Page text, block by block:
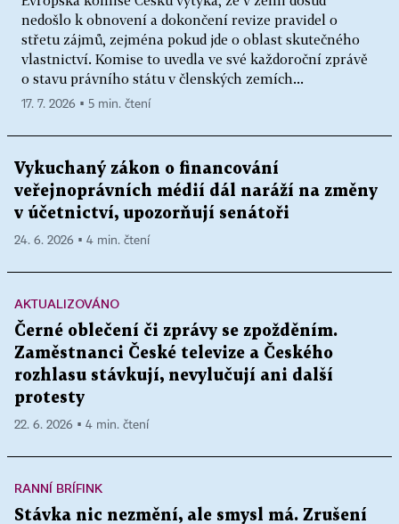
nedošlo k obnovení a dokončení revize pravidel o
střetu zájmů, zejména pokud jde o oblast skutečného
vlastnictví. Komise to uvedla ve své každoroční zprávě
o stavu právního státu v členských zemích...
17. 7. 2026 ▪ 5 min. čtení
Vykuchaný zákon o financování
veřejnoprávních médií dál naráží na změny
v účetnictví, upozorňují senátoři
24. 6. 2026 ▪ 4 min. čtení
AKTUALIZOVÁNO
Černé oblečení či zprávy se zpožděním.
Zaměstnanci České televize a Českého
rozhlasu stávkují, nevylučují ani další
protesty
22. 6. 2026 ▪ 4 min. čtení
RANNÍ BRÍFINK
Stávka nic nezmění, ale smysl má. Zrušení